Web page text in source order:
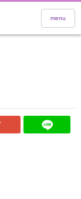
menu
てなブックマーク
Google